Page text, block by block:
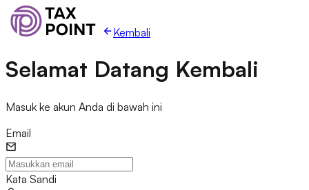
Kembali
Selamat Datang Kembali
Masuk ke akun Anda di bawah ini
Email
Kata Sandi